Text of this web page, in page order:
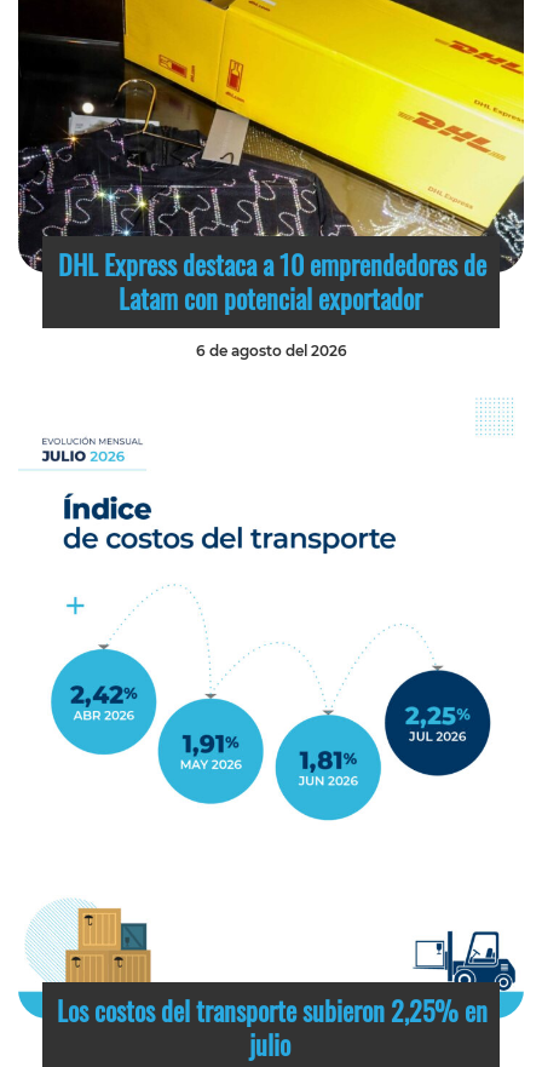
DHL Express destaca a 10 emprendedores de
Latam con potencial exportador
6 de agosto del 2026
Los costos del transporte subieron 2,25% en
julio